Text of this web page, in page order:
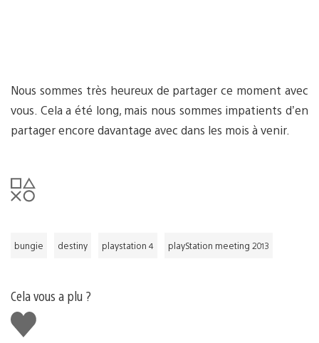
Nous sommes très heureux de partager ce moment avec
vous. Cela a été long, mais nous sommes impatients d’en
partager encore davantage avec dans les mois à venir.
bungie destiny playstation 4 playStation meeting 2013
Cela vous a plu ?
J'aime